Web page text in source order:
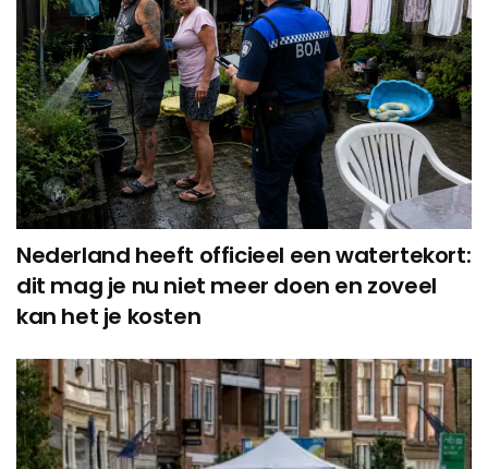
Nederland heeft officieel een watertekort:
dit mag je nu niet meer doen en zoveel
kan het je kosten